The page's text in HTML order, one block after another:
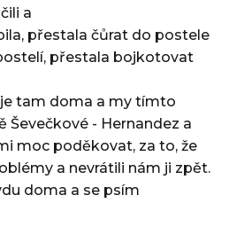
a
přestala čůrat do postele
přestala bojkotovat
tam doma a my tímto
Ševečkové - Hernandez a
moc poděkovat, za to, že
a nevrátili nám ji zpět.
doma a se psím